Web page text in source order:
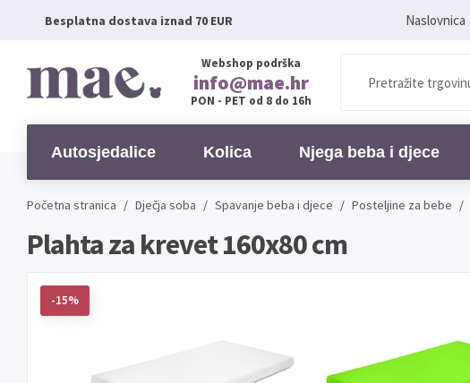
Besplatna dostava iznad 70 EUR Naslovnica
Webshop podrška
info@mae.hr
PON - PET od 8 do 16h
Autosjedalice Kolica Njega beba i djece
Početna stranica / Dječja soba / Spavanje beba i djece / Posteljine za bebe /
Plahta za krevet 160x80 cm
-15%